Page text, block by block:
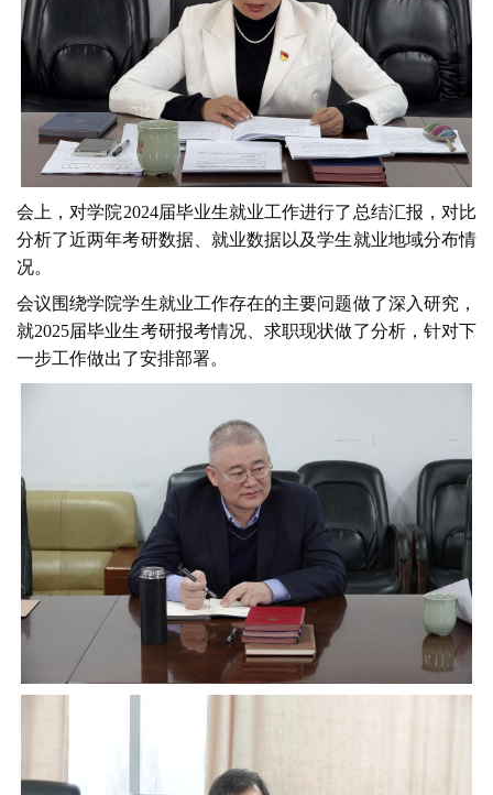
会上，对学院2024届毕业生就业工作进行了总结汇报，对比
分析了近两年考研数据、就业数据以及学生就业地域分布情
况。
会议围绕学院学生就业工作存在的主要问题做了深入研究，
就2025届毕业生考研报考情况、求职现状做了分析，针对下
一步工作做出了安排部署。